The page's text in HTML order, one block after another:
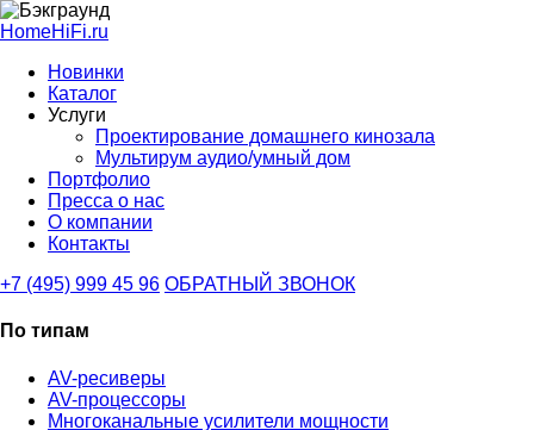
HomeHiFi.ru
Новинки
Каталог
Услуги
Проектирование домашнего кинозала
Мультирум аудио/умный дом
Портфолио
Пресса о нас
О компании
Контакты
+7 (495) 999 45 96 ОБРАТНЫЙ ЗВОНОК
По типам
AV-ресиверы
AV-процессоры
Многоканальные усилители мощности